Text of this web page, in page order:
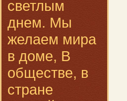
светлым
днем. Мы
желаем мира
в доме, В
обществе, в
стране